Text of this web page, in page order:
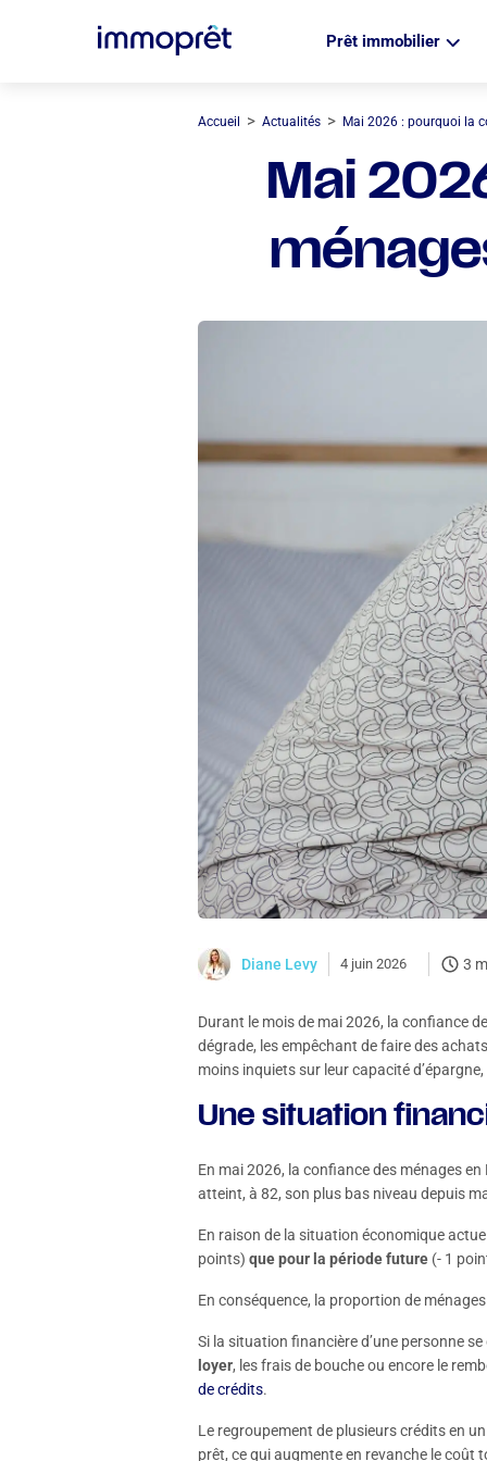
Prêt immobilier
Accueil > Actualités > Mai 2026 : pourquoi la
Mai
Diane Levy 4 juin 2026 3
Durant le mois de mai 2026, la confiance
dégrade, les empêchant de faire des
moins inquiets sur leur capacité
Une situation
En mai 2026, la confiance des ménages
atteint, à 82, son plus bas niveau depuis
En raison de la situation économique
points) quepour la périodefuture (- 1
En conséquence, la proportion de
Si la situation financière d’une personne
loyer, les frais de bouche ou encore le
de crédits.
Le regroupement de plusieurs crédits en
prêt, ce qui augmente en revanche le coût